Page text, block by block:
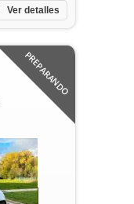
Ver detalles
PREPARANDO